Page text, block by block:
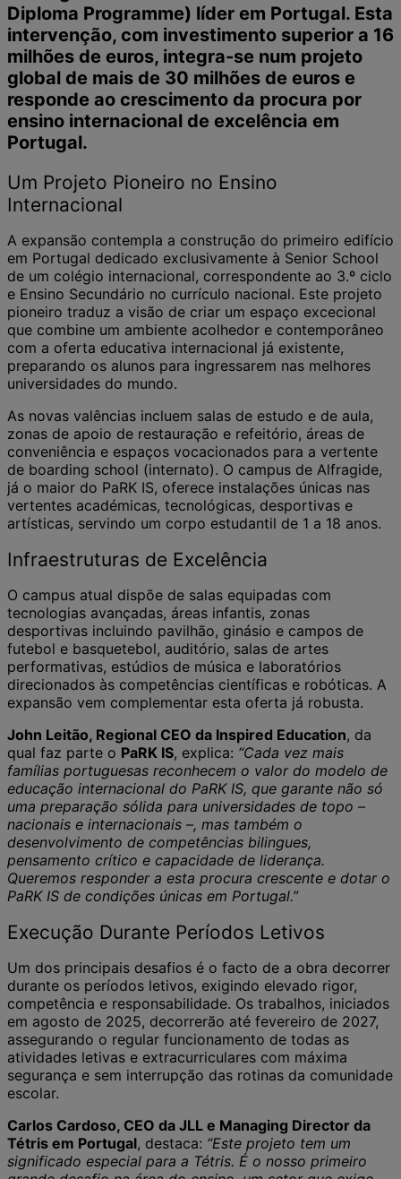
Diploma Programme) líder em Portugal. Esta
intervenção, com investimento superior a 16
milhões de euros, integra-se num projeto
global de mais de 30 milhões de euros e
responde ao crescimento da procura por
ensino internacional de excelência em
Portugal.
Um Projeto Pioneiro no Ensino
Internacional
A expansão contempla a construção do primeiro edifício
em Portugal dedicado exclusivamente à Senior School
de um colégio internacional, correspondente ao 3.º ciclo
e Ensino Secundário no currículo nacional. Este projeto
pioneiro traduz a visão de criar um espaço excecional
que combine um ambiente acolhedor e contemporâneo
com a oferta educativa internacional já existente,
preparando os alunos para ingressarem nas melhores
universidades do mundo.
As novas valências incluem salas de estudo e de aula,
zonas de apoio de restauração e refeitório, áreas de
conveniência e espaços vocacionados para a vertente
de boarding school (internato). O campus de Alfragide,
já o maior do PaRK IS, oferece instalações únicas nas
vertentes académicas, tecnológicas, desportivas e
artísticas, servindo um corpo estudantil de 1 a 18 anos.
Infraestruturas de Excelência
O campus atual dispõe de salas equipadas com
tecnologias avançadas, áreas infantis, zonas
desportivas incluindo pavilhão, ginásio e campos de
futebol e basquetebol, auditório, salas de artes
performativas, estúdios de música e laboratórios
direcionados às competências científicas e robóticas. A
expansão vem complementar esta oferta já robusta.
John Leitão, Regional CEO da Inspired Education, da
qual faz parte o PaRK IS, explica: “Cada vez mais
famílias portuguesas reconhecem o valor do modelo de
educação internacional do PaRK IS, que garante não só
uma preparação sólida para universidades de topo –
nacionais e internacionais –, mas também o
desenvolvimento de competências bilingues,
pensamento crítico e capacidade de liderança.
Queremos responder a esta procura crescente e dotar o
PaRK IS de condições únicas em Portugal.”
Execução Durante Períodos Letivos
Um dos principais desafios é o facto de a obra decorrer
durante os períodos letivos, exigindo elevado rigor,
competência e responsabilidade. Os trabalhos, iniciados
em agosto de 2025, decorrerão até fevereiro de 2027,
assegurando o regular funcionamento de todas as
atividades letivas e extracurriculares com máxima
segurança e sem interrupção das rotinas da comunidade
escolar.
Carlos Cardoso, CEO da JLL e Managing Director da
Tétris em Portugal, destaca: “Este projeto tem um
significado especial para a Tétris. É o nosso primeiro